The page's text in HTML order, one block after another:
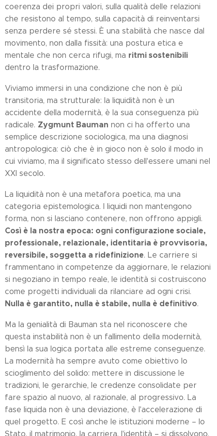
coerenza dei propri valori, sulla qualità delle relazioni
che resistono al tempo, sulla capacità di reinventarsi
senza perdere sé stessi. È una stabilità che nasce dal
movimento, non dalla fissità: una postura etica e
mentale che non cerca rifugi, ma ritmi sostenibili
dentro la trasformazione.
Viviamo immersi in una condizione che non è più
transitoria, ma strutturale: la liquidità non è un
accidente della modernità, è la sua conseguenza più
radicale. Zygmunt Bauman non ci ha offerto una
semplice descrizione sociologica, ma una diagnosi
antropologica: ciò che è in gioco non è solo il modo in
cui viviamo, ma il significato stesso dell'essere umani nel
XXI secolo.
La liquidità non è una metafora poetica, ma una
categoria epistemologica. I liquidi non mantengono
forma, non si lasciano contenere, non offrono appigli.
Così è la nostra epoca: ogni configurazione sociale,
professionale, relazionale, identitaria è provvisoria,
reversibile, soggetta a ridefinizione. Le carriere si
frammentano in competenze da aggiornare, le relazioni
si negoziano in tempo reale, le identità si costruiscono
come progetti individuali da rilanciare ad ogni crisi.
Nulla è garantito, nulla è stabile, nulla è definitivo.
Ma la genialità di Bauman sta nel riconoscere che
questa instabilità non è un fallimento della modernità,
bensì la sua logica portata alle estreme conseguenze.
La modernità ha sempre avuto come obiettivo lo
scioglimento del solido: mettere in discussione le
tradizioni, le gerarchie, le credenze consolidate per
fare spazio al nuovo, al razionale, al progressivo. La
fase liquida non è una deviazione, è l'accelerazione di
quel progetto. E così anche le istituzioni moderne – lo
Stato, il matrimonio, la carriera, l'identità – si dissolvono,